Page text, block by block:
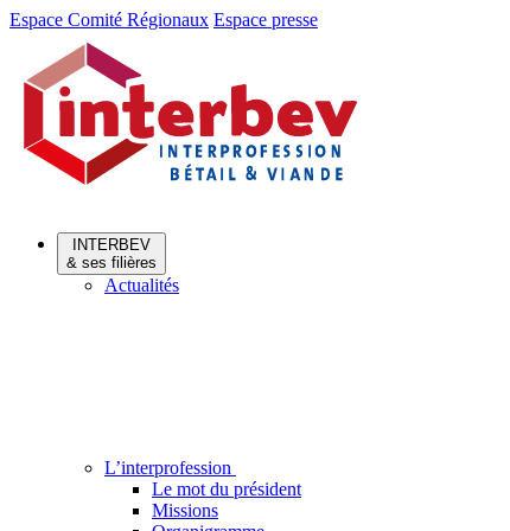
Aller
Aller
contenu
Espace Comité Régionaux Espace presse
INTERBEV
& ses filières
Actualités
L’interprofession
Le mot du président
Missions